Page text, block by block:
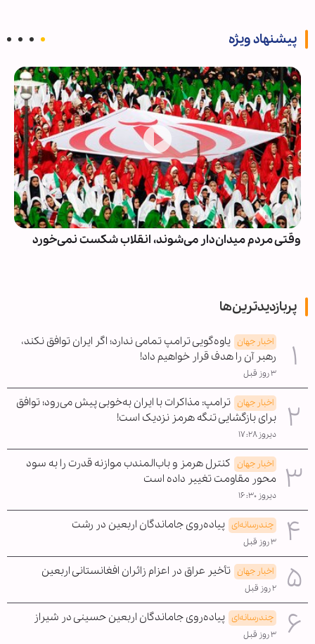
پیشنهاد ویژه
وقتی مردم میدان‌دار می‌شوند، انقلاب شکست نمی‌خورد
پربازدیدترین‌ها
اخبار جهان یاوه‌گویی ترامپ تمامی ندارد؛ اگر ایران توافق نکند،
رهبر آن را هدف قرار خواهیم داد!
۳ روز قبل
اخبار جهان ترامپ: مذاکرات با ایران به‌خوبی پیش می‌رود؛ توافق
برای بازگشایی تنگه هرمز نزدیک است!
دیروز ۱۷:۲۸
اخبار جهان کنترل هرمز و باب‌المندب موازنه قدرت را به سود
محور مقاومت تغییر داده است
دیروز ۱۶:۳۰
چندرسانه‌ای پیاده‌روی جاماندگان اربعین در رشت
۳ روز قبل
اخبار جهان تأخیر عراق در اعزام زائران افغانستانی اربعین
۲ روز قبل
چندرسانه‌ای پیاده‌روی جاماندگان اربعین حسینی در شیراز
۳ روز قبل